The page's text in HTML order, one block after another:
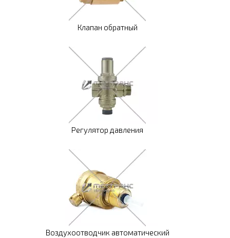
Клапан обратный
Регулятор давления
Воздухоотводчик автоматический